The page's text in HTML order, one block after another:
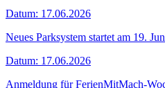
Datum: 17.06.2026
Neues Parksystem startet am 19.
Datum: 17.06.2026
Anmeldung für FerienMitMach-